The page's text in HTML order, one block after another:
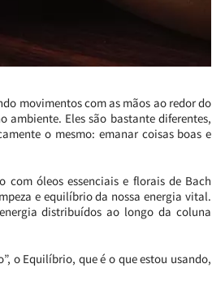
movimentos com as mãos ao redor do
Eles são bastante diferentes,
o mesmo: emanar coisas boas e
com óleos essenciais e florais de Bach
e equilíbrio da nossa energia vital.
distribuídos ao longo da coluna
o Equilíbrio, que é o que estou usando,